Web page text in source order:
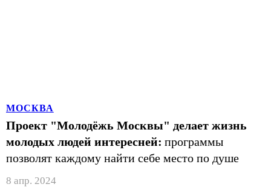
МОСКВА
Проект "Молодёжь Москвы" делает жизнь
молодых людей интересней: программы
позволят каждому найти себе место по душе
8 апр. 2024